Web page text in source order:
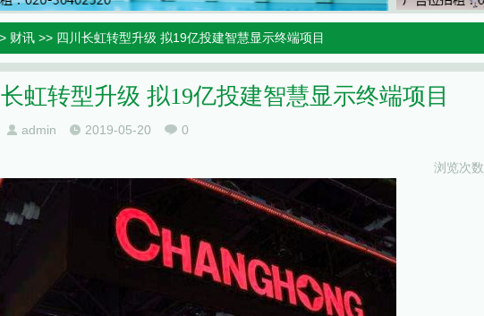
财讯 >> 四川长虹转型升级 拟19亿投建智慧显示终端项目
虹转型升级 拟19亿投建智慧显示终端项目
admin 2019-05-20 0
浏览次数